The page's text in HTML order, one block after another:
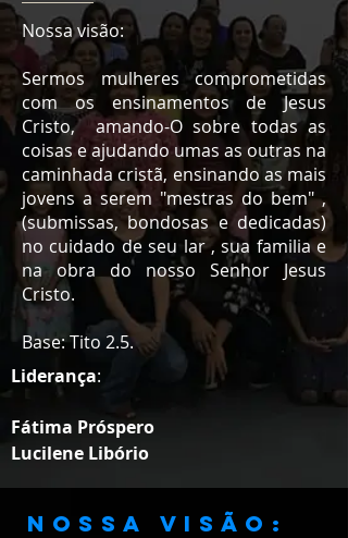
Nossa visão:
Sermos mulheres comprometidas
com os ensinamentos de Jesus
Cristo, amando-O sobre todas as
coisas e ajudando umas as outras na
caminhada cristã, ensinando as mais
jovens a serem "mestras do bem" ,
(submissas, bondosas e dedicadas)
no cuidado de seu lar , sua familia e
na obra do nosso Senhor Jesus
Cristo.
Base: Tito 2.5.
Liderança:
Fátima Próspero
Lucilene Libório
Nossa visão: